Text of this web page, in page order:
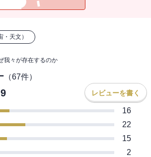
天文）
我々が存在するのか
（67件）
レビューを書く
16
22
15
2